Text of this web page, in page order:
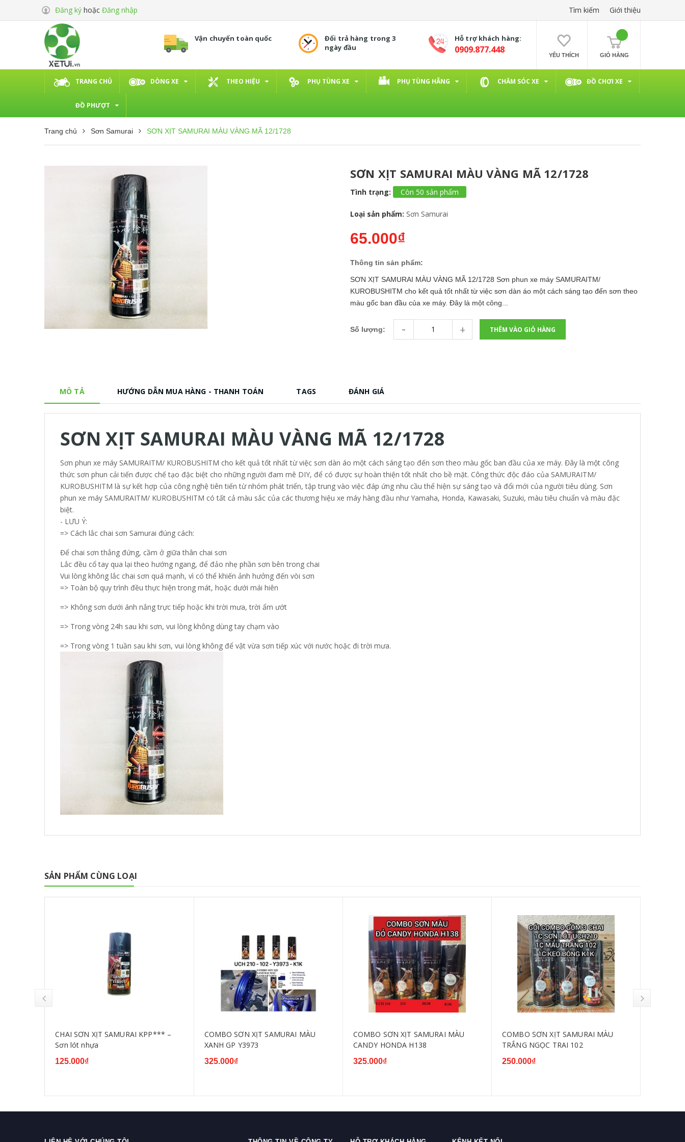
Đăng ký hoặc Đăng nhập Tìm kiếm Giới thiệu
Vận chuyển toàn quốc
Đổi trả hàng trong 3
ngày đầu
Hỗ trợ khách hàng:
0909.877.448 YÊU THÍCH GIỎ HÀNG
TRANG CHỦ DÒNG XE THEO HIỆU PHỤ TÙNG XE PHỤ TÙNG HÃNG CHĂM SÓC XE ĐỒ CHƠI XE
ĐỒ PHƯỢT
Trang chủ Sơn Samurai SƠN XỊT SAMURAI MÀU VÀNG MÃ 12/1728
SƠN XỊT SAMURAI MÀU VÀNG MÃ 12/1728
Tình trạng: Còn 50 sản phẩm
Loại sản phẩm: Sơn Samurai
65.000₫
Thông tin sản phẩm:
SƠN XỊT SAMURAI MÀU VÀNG MÃ 12/1728 Sơn phun xe máy SAMURAITM/
KUROBUSHITM cho kết quả tốt nhất từ việc sơn dàn áo một cách sáng tạo đến sơn theo
màu gốc ban đầu của xe máy. Đây là một công...
Số lượng: - + THÊM VÀO GIỎ HÀNG
MÔ TẢ HƯỚNG DẪN MUA HÀNG - THANH TOÁN TAGS ĐÁNH GIÁ
SƠN XỊT SAMURAI MÀU VÀNG MÃ 12/1728
Sơn phun xe máy SAMURAITM/ KUROBUSHITM cho kết quả tốt nhất từ việc sơn dàn áo một cách sáng tạo đến sơn theo màu gốc ban đầu của xe máy. Đây là một công
thức sơn phun cải tiến được chế tạo đặc biệt cho những người đam mê DIY, để có được sự hoàn thiện tốt nhất cho bề mặt. Công thức độc đáo của SAMURAITM/
KUROBUSHITM là sự kết hợp của công nghệ tiên tiến từ nhóm phát triển, tập trung vào việc đáp ứng nhu cầu thể hiện sự sáng tạo và đổi mới của người tiêu dùng. Sơn
phun xe máy SAMURAITM/ KUROBUSHITM có tất cả màu sắc của các thương hiệu xe máy hàng đầu như Yamaha, Honda, Kawasaki, Suzuki, màu tiêu chuẩn và màu đặc
biệt.
- LƯU Ý:
=> Cách lắc chai sơn Samurai đúng cách:
Để chai sơn thẳng đứng, cầm ở giữa thân chai sơn
Lắc đều cổ tay qua lại theo hướng ngang, để đảo nhẹ phần sơn bên trong chai
Vui lòng không lắc chai sơn quá mạnh, vì có thể khiến ảnh hưởng đến vòi sơn
=> Toàn bộ quy trình đều thực hiện trong mát, hoặc dưới mái hiên
=> Không sơn dưới ánh nắng trực tiếp hoặc khi trời mưa, trời ẩm ướt
=> Trong vòng 24h sau khi sơn, vui lòng không dùng tay chạm vào
=> Trong vòng 1 tuần sau khi sơn, vui lòng không để vật vừa sơn tiếp xúc với nước hoặc đi trời mưa.
SẢN PHẨM CÙNG LOẠI
CHAI SƠN XỊT SAMURAI KPP*** –
Sơn lót nhựa
125.000₫
COMBO SƠN XỊT SAMURAI MÀU
XANH GP Y3973
325.000₫
COMBO SƠN XỊT SAMURAI MÀU
CANDY HONDA H138
325.000₫
COMBO SƠN XỊT SAMURAI MÀU
TRẮNG NGỌC TRAI 102
250.000₫